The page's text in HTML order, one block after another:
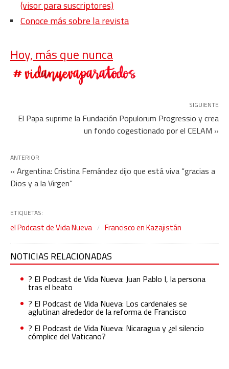
(visor para suscriptores)
Conoce más sobre la revista
Hoy, más que nunca
SIGUIENTE
El Papa suprime la Fundación Populorum Progressio y crea
un fondo cogestionado por el CELAM »
ANTERIOR
« Argentina: Cristina Fernández dijo que está viva “gracias a
Dios y a la Virgen”
ETIQUETAS:
el Podcast de Vida Nueva Francisco en Kazajistán
NOTICIAS RELACIONADAS
?️ El Podcast de Vida Nueva: Juan Pablo I, la persona
tras el beato
?️ El Podcast de Vida Nueva: Los cardenales se
aglutinan alrededor de la reforma de Francisco
?️ El Podcast de Vida Nueva: Nicaragua y ¿el silencio
cómplice del Vaticano?